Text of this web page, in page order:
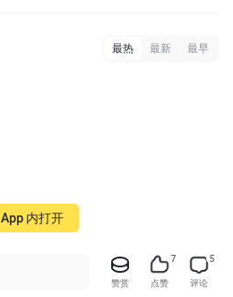
最热 最新 最早
赞赏
7
点赞
5
评论
App 内打开